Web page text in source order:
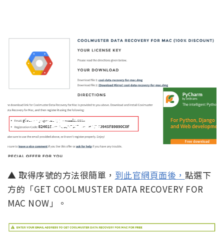
▲ 取得序號的方法很簡單， 到此官網頁面後， 點選下
方的「GET COOLMUSTER DATA RECOVERY FOR
MAC NOW」。